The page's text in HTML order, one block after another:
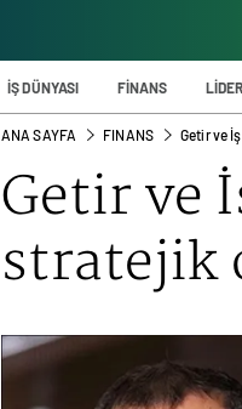
İŞ DÜNYASI FİNANS
ANA SAYFA FINANS Getir ve
Getir ve
stratejik